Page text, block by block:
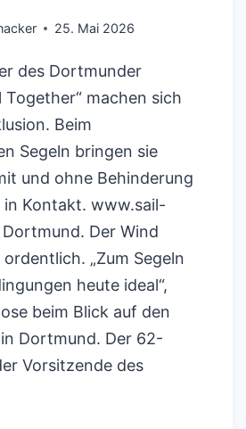
25. Mai 2026
des Dortmunder
Together“ machen sich
Beim
Segeln bringen sie
und ohne Behinderung
in Kontakt. www.sail-
Der Wind
„Zum Segeln
heute ideal“,
beim Blick auf den
Dortmund. Der 62-
Vorsitzende des